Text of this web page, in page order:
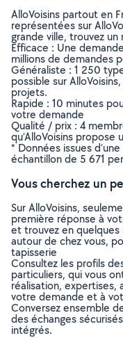
AlloVoisins partout en
représentées sur
grande ville, trouvez
Efficace : Une
millions de demandes
Généraliste : 1 250
possible sur
projets.
Rapide : 10 minutes
votre demande
Qualité / prix : 4
qu’AlloVoisins
* Données issues
échantillon de 5 671
Vous cherchez un
Sur AlloVoisins,
première réponse à
et trouvez en
autour de chez vous,
tapisserie
Consultez les profils
particuliers, qui vous
réalisation, expertises,
votre demande et à
Conversez ensemble
des échanges
intégrés.